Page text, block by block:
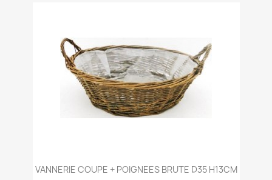
VANNERIE COUPE + POIGNEES BRUTE D35 H13CM